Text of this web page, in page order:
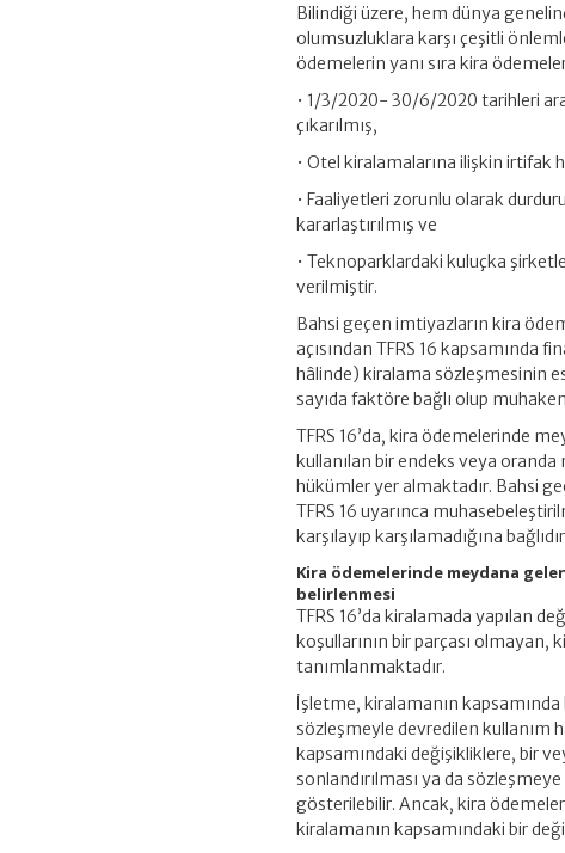
Bilindiği üzere, hem dünya
olumsuzluklara karşı çeşitli
ödemelerin yanı sıra kira
• 1/3/2020- 30/6/2020 tarihleri
çıkarılmış,
• Otel kiralamalarına ilişkin irtifak
• Faaliyetleri zorunlu olarak
kararlaştırılmış ve
• Teknoparklardaki kuluçka
verilmiştir.
Bahsi geçen imtiyazların kira
açısından TFRS 16 kapsamında
hâlinde) kiralama sözleşmesinin
sayıda faktöre bağlı olup
TFRS 16’da, kira ödemelerinde
kullanılan bir endeks veya
hükümler yer almaktadır. Bahsi
TFRS 16 uyarınca
karşılayıp karşılamadığına
Kira ödemelerinde meydana
belirlenmesi
TFRS 16’da kiralamada yapılan
koşullarının bir parçası olmayan,
tanımlanmaktadır.
İşletme, kiralamanın
sözleşmeyle devredilen kullanım
kapsamındaki değişikliklere, bir
sonlandırılması ya da
gösterilebilir. Ancak, kira
kiralamanın kapsamındaki bir